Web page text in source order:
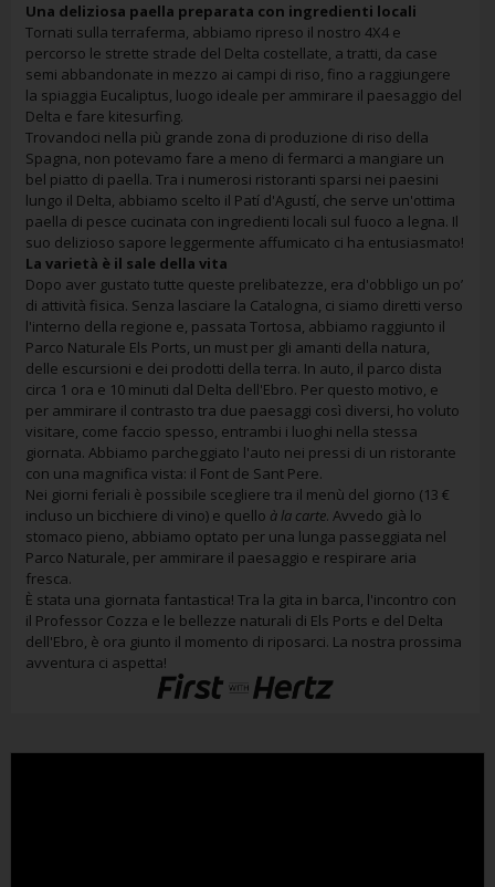
Una deliziosa paella preparata con ingredienti locali
Tornati sulla terraferma, abbiamo ripreso il nostro 4X4 e
percorso le strette strade del Delta costellate, a tratti, da case
semi abbandonate in mezzo ai campi di riso, fino a raggiungere
la spiaggia Eucaliptus, luogo ideale per ammirare il paesaggio del
Delta e fare kitesurfing.
Trovandoci nella più grande zona di produzione di riso della
Spagna, non potevamo fare a meno di fermarci a mangiare un
bel piatto di paella. Tra i numerosi ristoranti sparsi nei paesini
lungo il Delta, abbiamo scelto il Patí d'Agustí, che serve un'ottima
paella di pesce cucinata con ingredienti locali sul fuoco a legna. Il
suo delizioso sapore leggermente affumicato ci ha entusiasmato!
La varietà è il sale della vita
Dopo aver gustato tutte queste prelibatezze, era d'obbligo un po’
di attività fisica. Senza lasciare la Catalogna, ci siamo diretti verso
l'interno della regione e, passata Tortosa, abbiamo raggiunto il
Parco Naturale Els Ports, un must per gli amanti della natura,
delle escursioni e dei prodotti della terra. In auto, il parco dista
circa 1 ora e 10 minuti dal Delta dell'Ebro. Per questo motivo, e
per ammirare il contrasto tra due paesaggi così diversi, ho voluto
visitare, come faccio spesso, entrambi i luoghi nella stessa
giornata. Abbiamo parcheggiato l'auto nei pressi di un ristorante
con una magnifica vista: il Font de Sant Pere.
Nei giorni feriali è possibile scegliere tra il menù del giorno (13 €
incluso un bicchiere di vino) e quello à la carte. Avvedo già lo
stomaco pieno, abbiamo optato per una lunga passeggiata nel
Parco Naturale, per ammirare il paesaggio e respirare aria
fresca.
È stata una giornata fantastica! Tra la gita in barca, l'incontro con
il Professor Cozza e le bellezze naturali di Els Ports e del Delta
dell'Ebro, è ora giunto il momento di riposarci. La nostra prossima
avventura ci aspetta!